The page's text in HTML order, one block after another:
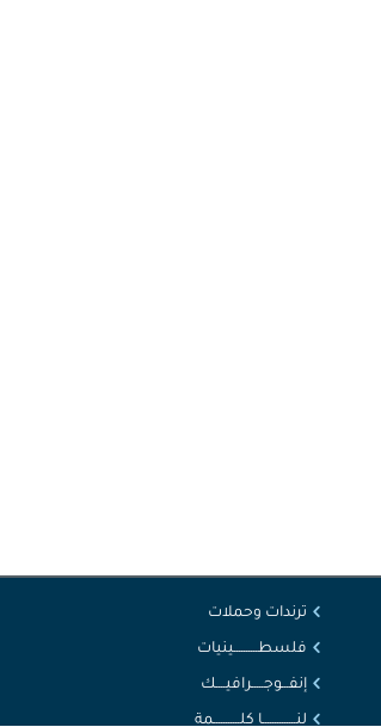
ترندات وحملات
فلسطــــــــــينيات
إنفـــوجـــــرافيــــك
لنــــــــــــــا كلـــــــــــمة